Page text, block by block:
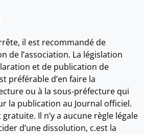
il est recommandé de
de l’association. La législation
et de publication de
préférable d’en faire la
ou à la sous-préfecture qui
la publication au Journal officiel.
Il n’y a aucune règle légale
d’une dissolution, c.est la